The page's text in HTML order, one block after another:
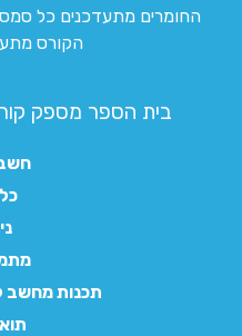
החומרים מתעדכנים כל
הקורס
בית הספר מספק
תכנות מחשב